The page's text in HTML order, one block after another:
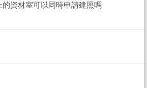
資材室可以同時申請建照嗎